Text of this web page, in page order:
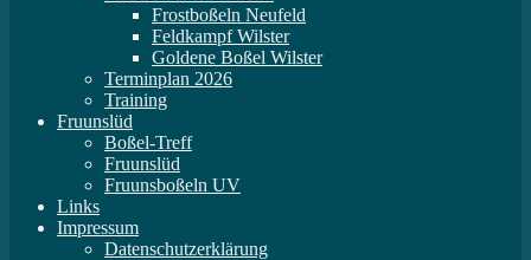
Frostboßeln Neufeld
Feldkampf Wilster
Goldene Boßel Wilster
Terminplan 2026
Training
Fruunslüd
Boßel-Treff
Fruunslüd
Fruunsboßeln UV
Links
Impressum
Datenschutzerklärung